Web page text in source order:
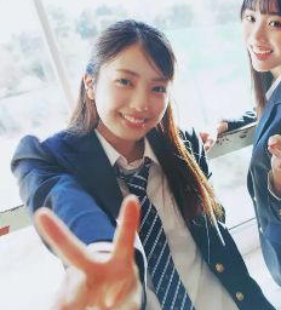
ファッションニュース
モデル私服
着回し
着痩せ
BEAUTY
ビューティニュース
トレンドメイク
ベストコスメ
ヘアアレンジ・ヘアケア
スキンケア
ボディケア
SCHOOL
スクールニュース
制服コーデ
学校ヘアメイク
勉強・受験・進路
ENTERTAINMENT
エンタメニュース
なにわ男子
K-POP
LIFESTYLE
ライフスタイルニュース
JKランキング・アワード
モデルの購入品
JK TREND
JKトレンドニュース
MODELS